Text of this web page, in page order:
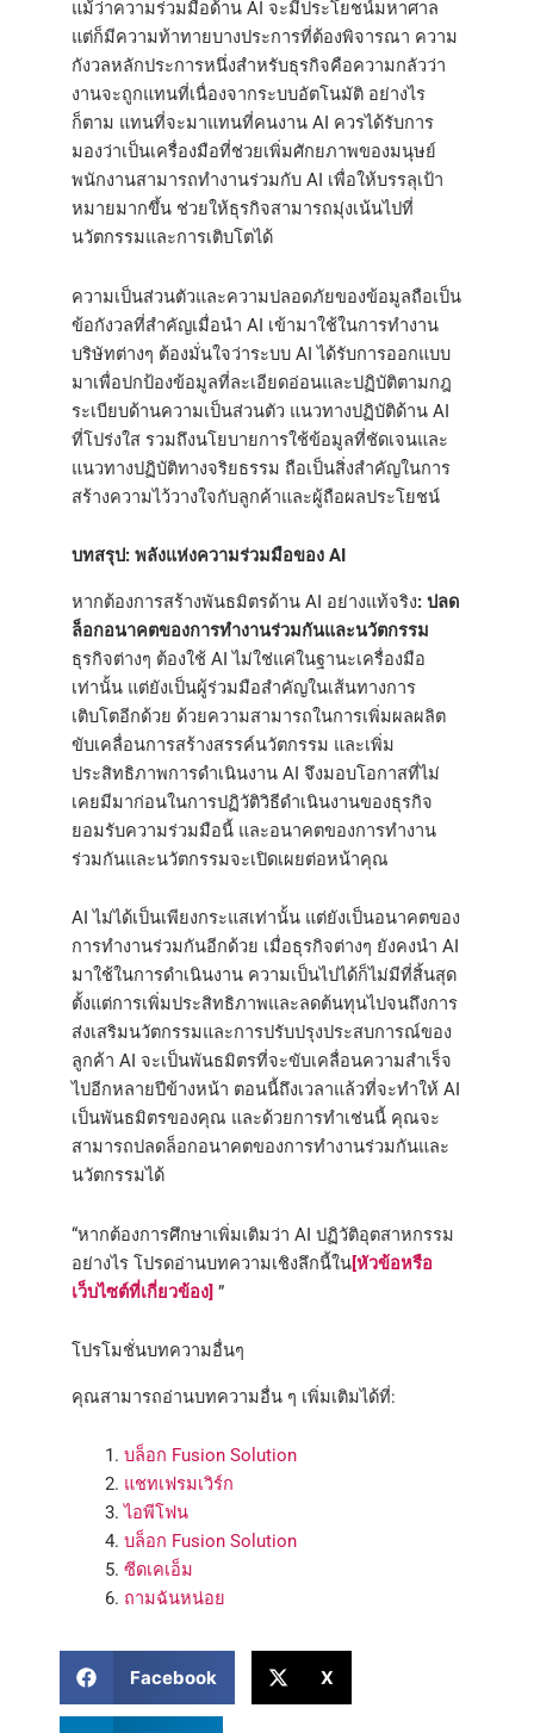
แม้ว่าความร่วมมือด้าน AI จะมีประโยชน์มหาศาล
แต่ก็มีความท้าทายบางประการที่ต้องพิจารณา ความ
กังวลหลักประการหนึ่งสำหรับธุรกิจคือความกลัวว่า
งานจะถูกแทนที่เนื่องจากระบบอัตโนมัติ อย่างไร
ก็ตาม แทนที่จะมาแทนที่คนงาน AI ควรได้รับการ
มองว่าเป็นเครื่องมือที่ช่วยเพิ่มศักยภาพของมนุษย์
พนักงานสามารถทำงานร่วมกับ AI เพื่อให้บรรลุเป้า
หมายมากขึ้น ช่วยให้ธุรกิจสามารถมุ่งเน้นไปที่
นวัตกรรมและการเติบโตได้
ความเป็นส่วนตัวและความปลอดภัยของข้อมูลถือเป็น
ข้อกังวลที่สำคัญเมื่อนำ AI เข้ามาใช้ในการทำงาน
บริษัทต่างๆ ต้องมั่นใจว่าระบบ AI ได้รับการออกแบบ
มาเพื่อปกป้องข้อมูลที่ละเอียดอ่อนและปฏิบัติตามกฎ
ระเบียบด้านความเป็นส่วนตัว แนวทางปฏิบัติด้าน AI
ที่โปร่งใส รวมถึงนโยบายการใช้ข้อมูลที่ชัดเจนและ
แนวทางปฏิบัติทางจริยธรรม ถือเป็นสิ่งสำคัญในการ
สร้างความไว้วางใจกับลูกค้าและผู้ถือผลประโยชน์
บทสรุป: พลังแห่งความร่วมมือของ AI
หากต้องการสร้างพันธมิตรด้าน AI อย่างแท้จริง: ปลด
ล็อกอนาคตของการทำงานร่วมกันและนวัตกรรม
ธุรกิจต่างๆ ต้องใช้ AI ไม่ใช่แค่ในฐานะเครื่องมือ
เท่านั้น แต่ยังเป็นผู้ร่วมมือสำคัญในเส้นทางการ
เติบโตอีกด้วย ด้วยความสามารถในการเพิ่มผลผลิต
ขับเคลื่อนการสร้างสรรค์นวัตกรรม และเพิ่ม
ประสิทธิภาพการดำเนินงาน AI จึงมอบโอกาสที่ไม่
เคยมีมาก่อนในการปฏิวัติวิธีดำเนินงานของธุรกิจ
ยอมรับความร่วมมือนี้ และอนาคตของการทำงาน
ร่วมกันและนวัตกรรมจะเปิดเผยต่อหน้าคุณ
AI ไม่ได้เป็นเพียงกระแสเท่านั้น แต่ยังเป็นอนาคตของ
การทำงานร่วมกันอีกด้วย เมื่อธุรกิจต่างๆ ยังคงนำ AI
มาใช้ในการดำเนินงาน ความเป็นไปได้ก็ไม่มีที่สิ้นสุด
ตั้งแต่การเพิ่มประสิทธิภาพและลดต้นทุนไปจนถึงการ
ส่งเสริมนวัตกรรมและการปรับปรุงประสบการณ์ของ
ลูกค้า AI จะเป็นพันธมิตรที่จะขับเคลื่อนความสำเร็จ
ไปอีกหลายปีข้างหน้า ตอนนี้ถึงเวลาแล้วที่จะทำให้ AI
เป็นพันธมิตรของคุณ และด้วยการทำเช่นนี้ คุณจะ
สามารถปลดล็อกอนาคตของการทำงานร่วมกันและ
นวัตกรรมได้
“หากต้องการศึกษาเพิ่มเติมว่า AI ปฏิวัติอุตสาหกรรม
อย่างไร โปรดอ่านบทความเชิงลึกนี้ใน[หัวข้อหรือ
เว็บไซต์ที่เกี่ยวข้อง] ”
โปรโมชั่นบทความอื่นๆ
คุณสามารถอ่านบทความอื่น ๆ เพิ่มเติมได้ที่:
บล็อก Fusion Solution
แชทเฟรมเวิร์ก
ไอพีโฟน
บล็อก Fusion Solution
ซีดเคเอ็ม
ถามฉันหน่อย
Facebook X